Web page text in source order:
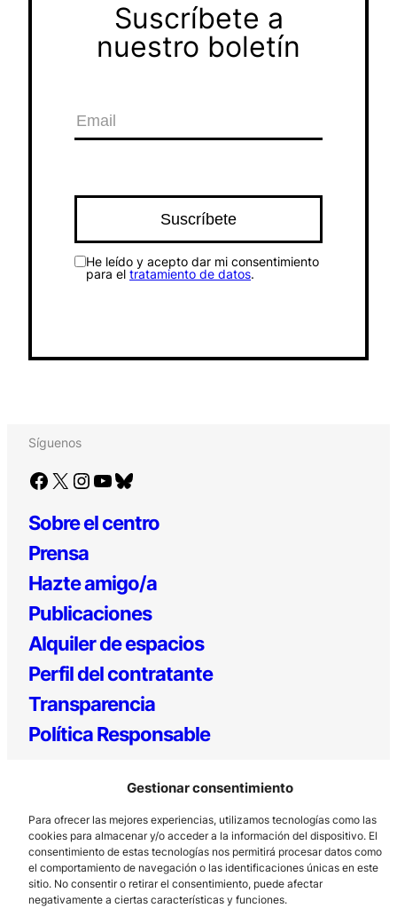
Gestionar consentimiento
Para ofrecer las mejores experiencias, utilizamos tecnologías como las
cookies para almacenar y/o acceder a la información del dispositivo. El
consentimiento de estas tecnologías nos permitirá procesar datos como
el comportamiento de navegación o las identificaciones únicas en este
sitio. No consentir o retirar el consentimiento, puede afectar
negativamente a ciertas características y funciones.
Suscríbete a
nuestro boletín
He leído y acepto dar mi consentimiento
para el tratamiento de datos.
Síguenos
Facebook X Instagram YouTube Bluesky
Sobre el centro
Prensa
Hazte amigo/a
Publicaciones
Alquiler de espacios
Perfil del contratante
Transparencia
Política Responsable
Los Prados, 121 – 33203 Gijón